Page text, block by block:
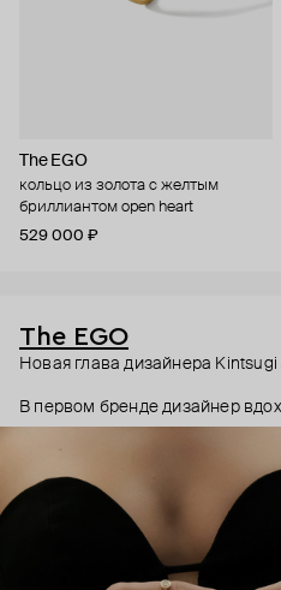
The EGO
кольцо из золота с желтым
бриллиантом open heart
529 000 ₽
The EGO
Новая глава дизайнера Kintsugi
В первом бренде дизайнер
кинцуги – японской техникой
предметов с помощью золота,
трещины и другие изъяны.
традиции: золото и серебро
а бриллианты не идеальные
естественными включениями.
символизируют отказ от
украшение создано вручную.